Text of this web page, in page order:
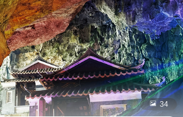
 34